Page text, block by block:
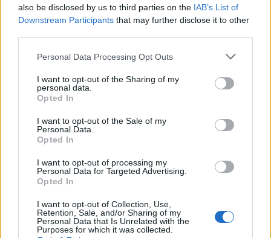
also be disclosed by us to third parties on the IAB’s List of
Downstream Participants that may further disclose it to other
Please note that this website/app uses one or more Google
not limited to your visit or usage behaviour. You may click to
grant or deny consent to Google and its third-party tags to
use your data for below specified purposes in below Google
consent section.
Personal Data Processing Opt Outs
I want to opt-out of the Sharing of my
personal data.
Opted In
I want to opt-out of the Sale of my
Personal Data.
Opted In
I want to opt-out of processing my
Personal Data for Targeted Advertising.
Opted In
I want to opt-out of Collection, Use,
Retention, Sale, and/or Sharing of my
Personal Data that Is Unrelated with the
Purposes for which it was collected.
NECROLOGIE
Mario Malu
Paolo Pinna
Martina Agostina Diturco